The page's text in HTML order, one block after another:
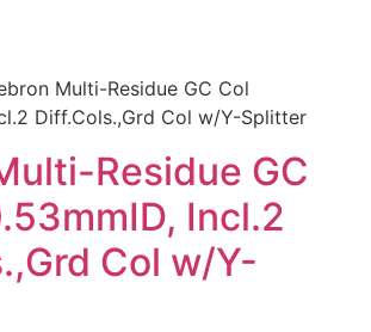
Multi-Residue GC Col
Diff.Cols.,Grd Col w/Y-Splitter
Residue GC
Incl.2
Col w/Y-